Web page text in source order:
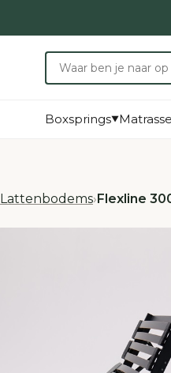
Boxsprings▼
Lattenbodems›Flexline